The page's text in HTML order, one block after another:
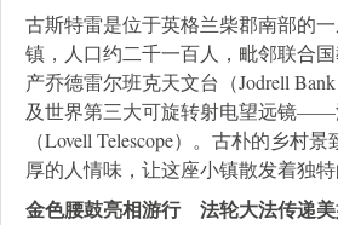
古斯特雷是位于英格兰柴郡南部的
镇，人口约二千一百人，毗邻联合
产乔德雷尔班克天文台（Jodrell
及世界第三大可旋转射电望远镜
（Lovell Telescope）。古朴的乡村
厚的人情味，让这座小镇散发着独特
金色腰鼓亮相游行 法轮大法传递